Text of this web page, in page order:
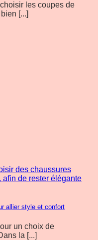
les coupes de
[...]
allier style et confort
un choix de
la [...]